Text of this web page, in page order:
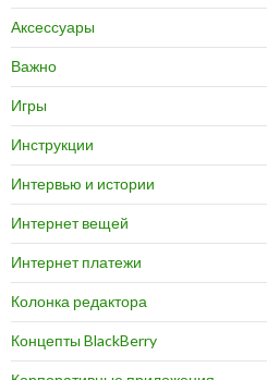
Аксессуары
Важно
Игры
Инструкции
Интервью и истории
Интернет вещей
Интернет платежи
Колонка редактора
Концепты BlackBerry